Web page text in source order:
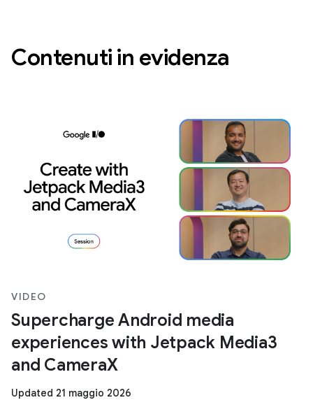
Contenuti in evidenza
VIDEO
Supercharge Android media
experiences with Jetpack Media3
and CameraX
Updated 21 maggio 2026